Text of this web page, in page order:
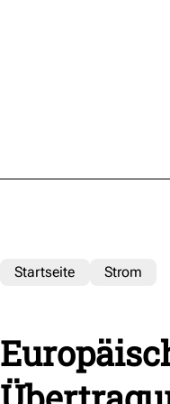
Startseite Strom